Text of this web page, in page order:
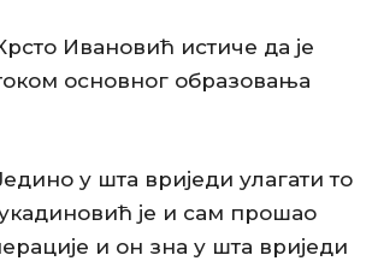
Ивановић истиче да је
основног образовања
у шта вриједи улагати то
је и сам прошао
и он зна у шта вриједи